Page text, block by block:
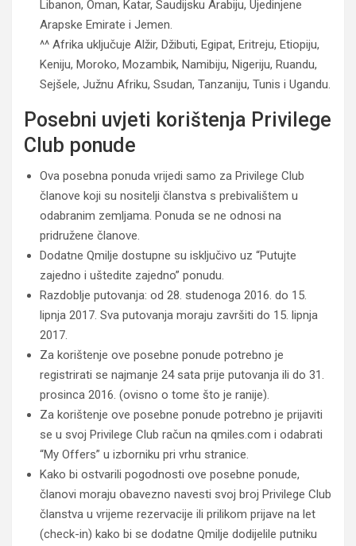
Libanon, Oman, Katar, Saudijsku Arabiju, Ujedinjene
Arapske Emirate i Jemen.
^^ Afrika uključuje Alžir, Džibuti, Egipat, Eritreju, Etiopiju,
Keniju, Moroko, Mozambik, Namibiju, Nigeriju, Ruandu,
Sejšele, Južnu Afriku, Ssudan, Tanzaniju, Tunis i Ugandu.
Posebni uvjeti korištenja Privilege
Club ponude
Ova posebna ponuda vrijedi samo za Privilege Club
članove koji su nositelji članstva s prebivalištem u
odabranim zemljama. Ponuda se ne odnosi na
pridružene članove.
Dodatne Qmilje dostupne su isključivo uz “Putujte
zajedno i uštedite zajedno” ponudu.
Razdoblje putovanja: od 28. studenoga 2016. do 15.
lipnja 2017. Sva putovanja moraju završiti do 15. lipnja
2017.
Za korištenje ove posebne ponude potrebno je
registrirati se najmanje 24 sata prije putovanja ili do 31.
prosinca 2016. (ovisno o tome što je ranije).
Za korištenje ove posebne ponude potrebno je prijaviti
se u svoj Privilege Club račun na qmiles.com i odabrati
“My Offers” u izborniku pri vrhu stranice.
Kako bi ostvarili pogodnosti ove posebne ponude,
članovi moraju obavezno navesti svoj broj Privilege Club
članstva u vrijeme rezervacije ili prilikom prijave na let
(check-in) kako bi se dodatne Qmilje dodijelile putniku